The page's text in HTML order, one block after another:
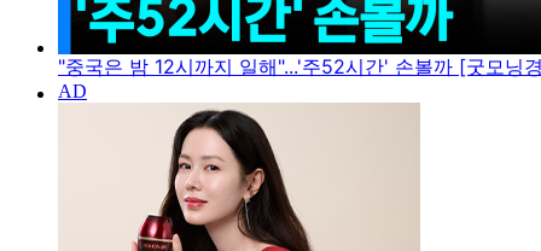
"중국은 밤 12시까지 일해"...'주52시간' 손볼까 [굿모닝